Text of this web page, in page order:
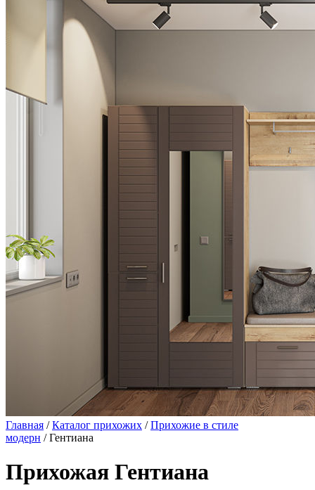
Главная /Каталог прихожих /Прихожие в стиле
модерн / Гентиана
Прихожая Гентиана